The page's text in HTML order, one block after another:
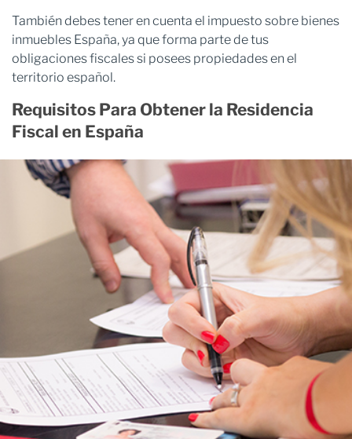
También debes tener en cuenta el impuesto sobre bienes
inmuebles España, ya que forma parte de tus
obligaciones fiscales si posees propiedades en el
territorio español.
Requisitos Para Obtener la Residencia
Fiscal en España